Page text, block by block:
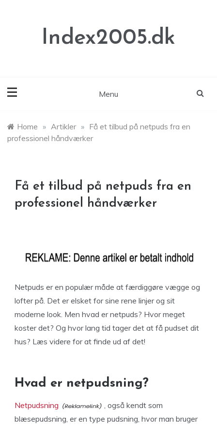
Index2005.dk
Menu
Home » Artikler » Få et tilbud på netpuds fra en
professionel håndværker
Få et tilbud på netpuds fra en
professionel håndværker
Netpuds er en populær måde at færdiggøre vægge og
lofter på. Det er elsket for sine rene linjer og sit
moderne look. Men hvad er netpuds? Hvor meget
koster det? Og hvor lang tid tager det at få pudset dit
hus? Læs videre for at finde ud af det!
Hvad er netpudsning?
Netpudsning
, også kendt som
blæsepudsning, er en type pudsning, hvor man bruger